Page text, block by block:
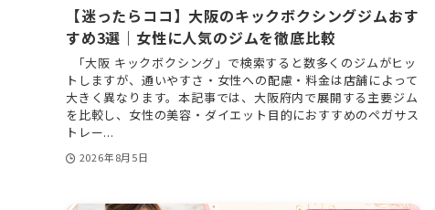
【迷ったらココ】大阪のキックボクシングジムおす
すめ3選｜女性に人気のジムを徹底比較
「大阪 キックボクシング」で検索すると数多くのジムがヒッ
トしますが、通いやすさ・女性への配慮・料金は店舗によって
大きく異なります。本記事では、大阪府内で展開する主要ジム
を比較し、女性の美容・ダイエット目的におすすめのペガサス
トレー...
2026年8月5日